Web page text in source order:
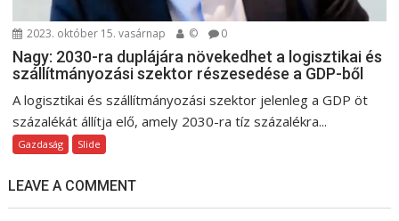
2023. október 15. vasárnap © 0
Nagy: 2030-ra duplájára növekedhet a logisztikai és
szállítmányozási szektor részesedése a GDP-ből
A logisztikai és szállítmányozási szektor jelenleg a GDP öt
százalékát állítja elő, amely 2030-ra tíz százalékra...
Gazdaság Slide
LEAVE A COMMENT